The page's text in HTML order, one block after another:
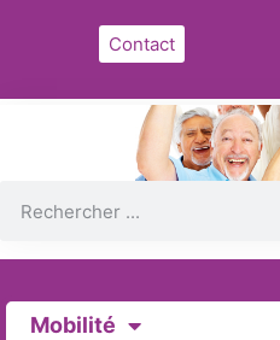
Contact
Mobilité